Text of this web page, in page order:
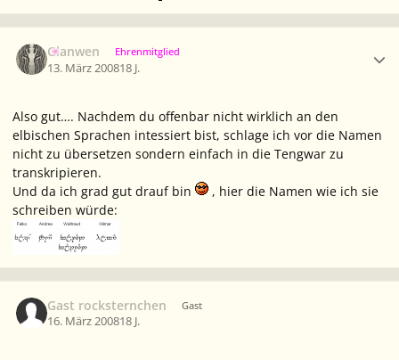
Glanwen Ehrenmitglied
13. März 200818 J.
Also gut…. Nachdem du offenbar nicht wirklich an den
elbischen Sprachen intessiert bist, schlage ich vor die Namen
nicht zu übersetzen sondern einfach in die Tengwar zu
transkripieren.
Und da ich grad gut drauf bin
, hier die Namen wie ich sie
schreiben würde:
Gast rocksternchen Gast
16. März 200818 J.